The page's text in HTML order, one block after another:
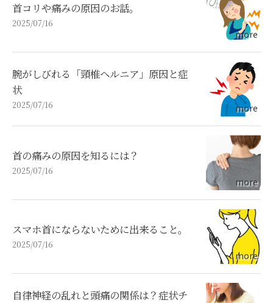
首コリや痛みの原因のお話。
2025/07/16
腕がしびれる「頸椎ヘルニア」原因と症
状
2025/07/16
首の痛みの原因を知るには？
2025/07/16
スマホ首にならないために出来ること。
2025/07/16
自律神経の乱れと頭痛の関係は？症状チ